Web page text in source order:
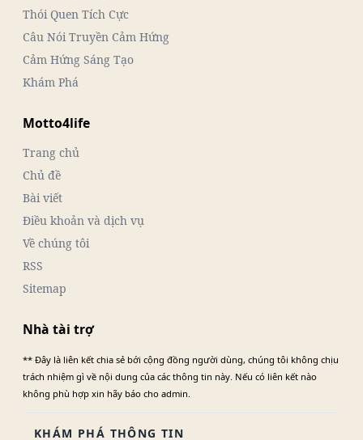
Thói Quen Tích Cực
Câu Nói Truyền Cảm Hứng
Cảm Hứng Sáng Tạo
Khám Phá
Motto4life
Trang chủ
Chủ đề
Bài viết
Điều khoản và dịch vụ
Về chúng tôi
RSS
Sitemap
Nhà tài trợ
** Đây là liên kết chia sẻ bới cộng đồng người dùng, chúng tôi không chịu
trách nhiệm gì về nội dung của các thông tin này. Nếu có liên kết nào
không phù hợp xin hãy báo cho admin.
KHÁM PHÁ THÔNG TIN